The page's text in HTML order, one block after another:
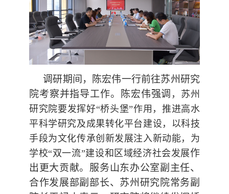
调研期间，陈宏伟一行前往苏州研究
院考察并指导工作。陈宏伟强调 ，苏州
研究院要发挥好“桥头堡”作用，推进高水
平科学研究及成果转化平台建设，以科技
手段为文化传承创新发展注入新动能，为
学校“双一流”建设和区域经济社会发展作
出更大贡献。服务山东办公室副主任、
合作发展部副部长、苏州研究院常务副